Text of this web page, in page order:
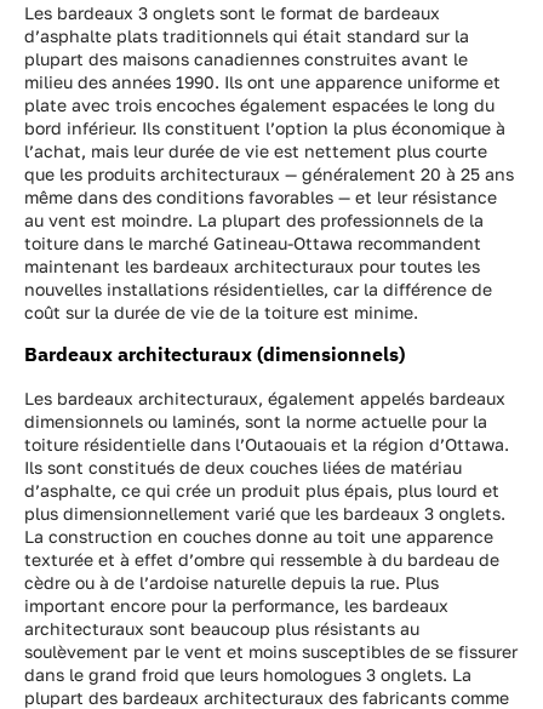
Les bardeaux 3 onglets sont le format de bardeaux
d’asphalte plats traditionnels qui était standard sur la
plupart des maisons canadiennes construites avant le
milieu des années 1990. Ils ont une apparence uniforme et
plate avec trois encoches également espacées le long du
bord inférieur. Ils constituent l’option la plus économique à
l’achat, mais leur durée de vie est nettement plus courte
que les produits architecturaux — généralement 20 à 25 ans
même dans des conditions favorables — et leur résistance
au vent est moindre. La plupart des professionnels de la
toiture dans le marché Gatineau-Ottawa recommandent
maintenant les bardeaux architecturaux pour toutes les
nouvelles installations résidentielles, car la différence de
coût sur la durée de vie de la toiture est minime.
Bardeaux architecturaux (dimensionnels)
Les bardeaux architecturaux, également appelés bardeaux
dimensionnels ou laminés, sont la norme actuelle pour la
toiture résidentielle dans l’Outaouais et la région d’Ottawa.
Ils sont constitués de deux couches liées de matériau
d’asphalte, ce qui crée un produit plus épais, plus lourd et
plus dimensionnellement varié que les bardeaux 3 onglets.
La construction en couches donne au toit une apparence
texturée et à effet d’ombre qui ressemble à du bardeau de
cèdre ou à de l’ardoise naturelle depuis la rue. Plus
important encore pour la performance, les bardeaux
architecturaux sont beaucoup plus résistants au
soulèvement par le vent et moins susceptibles de se fissurer
dans le grand froid que leurs homologues 3 onglets. La
plupart des bardeaux architecturaux des fabricants comme